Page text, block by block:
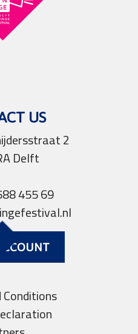
US
2
Delft
455 69